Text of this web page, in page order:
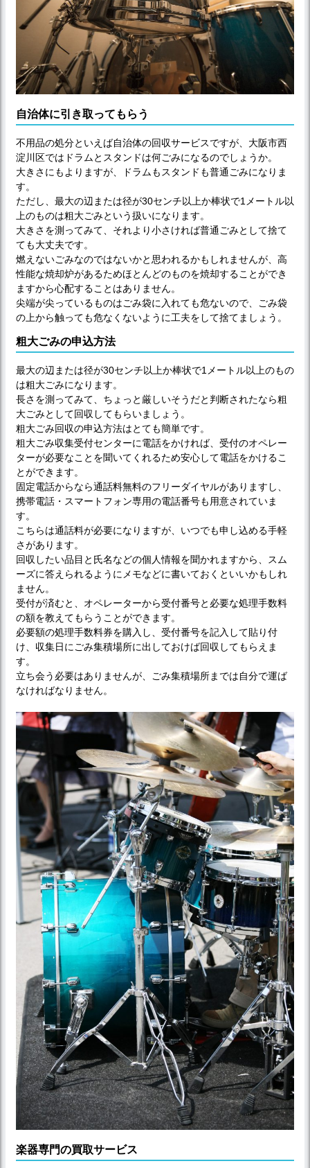
自治体に引き取ってもらう
不用品の処分といえば自治体の回収サービスですが、大阪市西
淀川区ではドラムとスタンドは何ごみになるのでしょうか。
大きさにもよりますが、ドラムもスタンドも普通ごみになりま
す。
ただし、最大の辺または径が30センチ以上か棒状で1メートル以
上のものは粗大ごみという扱いになります。
大きさを測ってみて、それより小さければ普通ごみとして捨て
ても大丈夫です。
燃えないごみなのではないかと思われるかもしれませんが、高
性能な焼却炉があるためほとんどのものを焼却することができ
ますから心配することはありません。
尖端が尖っているものはごみ袋に入れても危ないので、ごみ袋
の上から触っても危なくないように工夫をして捨てましょう。
粗大ごみの申込方法
最大の辺または径が30センチ以上か棒状で1メートル以上のもの
は粗大ごみになります。
長さを測ってみて、ちょっと厳しいそうだと判断されたなら粗
大ごみとして回収してもらいましょう。
粗大ごみ回収の申込方法はとても簡単です。
粗大ごみ収集受付センターに電話をかければ、受付のオペレー
ターが必要なことを聞いてくれるため安心して電話をかけるこ
とができます。
固定電話からなら通話料無料のフリーダイヤルがありますし、
携帯電話・スマートフォン専用の電話番号も用意されていま
す。
こちらは通話料が必要になりますが、いつでも申し込める手軽
さがあります。
回収したい品目と氏名などの個人情報を聞かれますから、スム
ーズに答えられるようにメモなどに書いておくといいかもしれ
ません。
受付が済むと、オペレーターから受付番号と必要な処理手数料
の額を教えてもらうことができます。
必要額の処理手数料券を購入し、受付番号を記入して貼り付
け、収集日にごみ集積場所に出しておけば回収してもらえま
す。
立ち会う必要はありませんが、ごみ集積場所までは自分で運ば
なければなりません。
楽器専門の買取サービス